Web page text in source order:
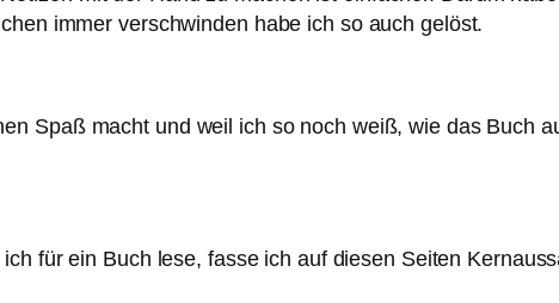
immer verschwinden habe ich so auch gelöst.
Spaß macht und weil ich so noch weiß, wie das Buch
für ein Buch lese, fasse ich auf diesen Seiten